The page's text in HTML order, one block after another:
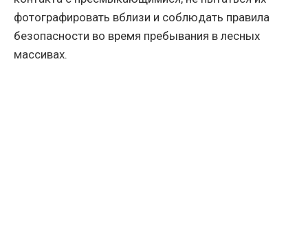
фотографировать вблизи и соблюдать правила
безопасности во время пребывания в лесных
массивах.